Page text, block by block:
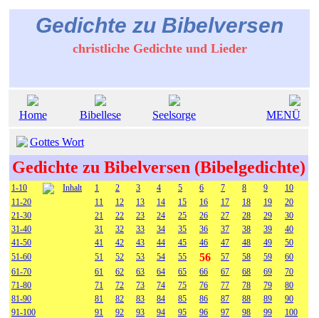
Gedichte zu Bibelversen
christliche Gedichte und Lieder
Home Bibellese Seelsorge MENÜ
Gottes Wort
Gedichte zu Bibelversen (Bibelgedichte)
1-10 Inhalt 1 2 3 4 5 6 7 8 9
10
11-20
11 12 13 14 15 16 17 18 19
20
21-30
21 22 23 24 25 26 27 28 29
30
31-40
31 32 33 34 35 36 37 38 39
40
41-50
41 42 43 44 45 46 47 48 49
50
51-60
51 52 53 54 55 56 57 58 59
60
61-70
61 62 63 64 65 66 67 68 69
70
71-80
71 72 73 74 75 76 77 78 79
80
81-90
81 82 83 84 85 86 87 88 89
90
91-100
91 92 93 94 95 96 97 98 99
100